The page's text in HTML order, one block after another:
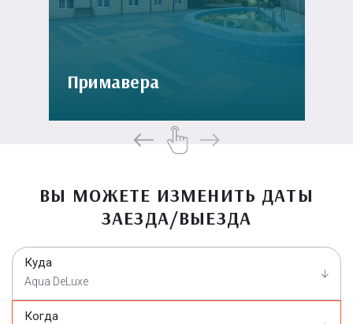
Примавера
ВЫ МОЖЕТЕ ИЗМЕНИТЬ ДАТЫ
ЗАЕЗДА/ВЫЕЗДА
Куда
Aqua DeLuxe
Когда